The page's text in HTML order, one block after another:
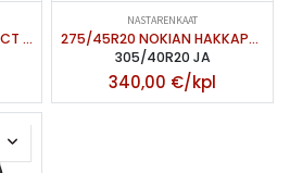
CONTINENTAL ICE CONTACT 2 DOT -14
NASTARENKAAT
275/45R20 NOKIAN HAKKAPELIITTA 9 SUV XL
305/40R20 JA
340,00 €/kpl